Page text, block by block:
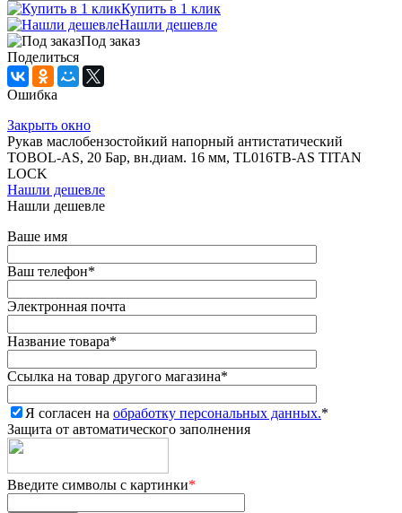
Купить в 1 клик
Нашли дешевле
Под заказ
Поделиться
Ошибка
Закрыть окно
Рукав маслобензостойкий напорный антистатический
TOBOL-AS, 20 Бар, вн.диам. 16 мм, TL016TB-AS TITAN
LOCK
Нашли дешевле
Нашли дешевле
Ваше имя
Ваш телефон*
Электронная почта
Название товара*
Ссылка на товар другого магазина*
Я согласен на обработку персональных данных.*
Защита от автоматического заполнения
Введите символы с картинки*